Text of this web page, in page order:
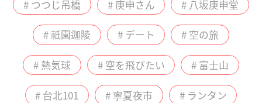
# つつじ吊橋 # 庚申さん # 八坂庚申堂
# 祇園迦陵 # デート # 空の旅
# 熱気球 # 空を飛びたい # 富士山
# 台北101 # 寧夏夜市 # ランタン